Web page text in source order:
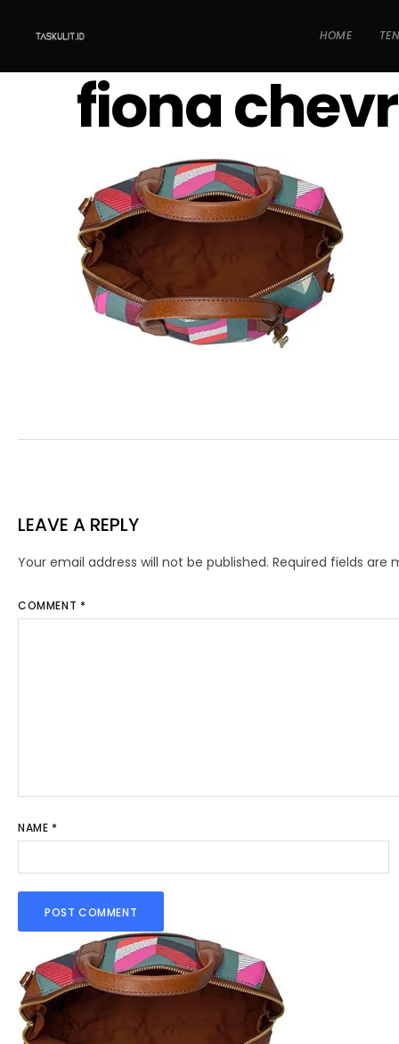
HOME
fiona
LEAVE A REPLY
Your email address will not be published. Required fields are
COMMENT *
NAME *